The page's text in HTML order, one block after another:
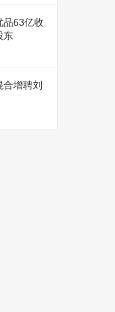
品63亿收
东
合增聘刘